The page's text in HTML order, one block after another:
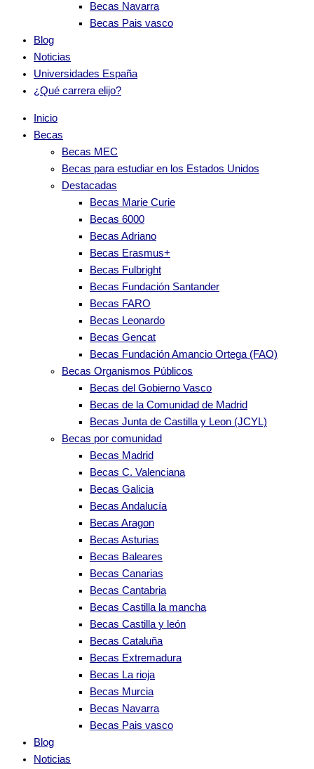
Becas Navarra
Becas Pais vasco
Blog
Noticias
Universidades España
¿Qué carrera elijo?
Inicio
Becas
Becas MEC
Becas para estudiar en los Estados Unidos
Destacadas
Becas Marie Curie
Becas 6000
Becas Adriano
Becas Erasmus+
Becas Fulbright
Becas Fundación Santander
Becas FARO
Becas Leonardo
Becas Gencat
Becas Fundación Amancio Ortega (FAO)
Becas Organismos Públicos
Becas del Gobierno Vasco
Becas de la Comunidad de Madrid
Becas Junta de Castilla y Leon (JCYL)
Becas por comunidad
Becas Madrid
Becas C. Valenciana
Becas Galicia
Becas Andalucía
Becas Aragon
Becas Asturias
Becas Baleares
Becas Canarias
Becas Cantabria
Becas Castilla la mancha
Becas Castilla y león
Becas Cataluña
Becas Extremadura
Becas La rioja
Becas Murcia
Becas Navarra
Becas Pais vasco
Blog
Noticias